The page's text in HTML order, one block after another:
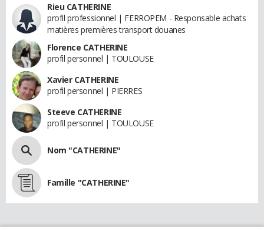
Rieu CATHERINE
profil professionnel | FERROPEM - Responsable achats
matières premières transport douanes
Florence CATHERINE
profil personnel | TOULOUSE
Xavier CATHERINE
profil personnel | PIERRES
Steeve CATHERINE
profil personnel | TOULOUSE
Nom "CATHERINE"
Famille "CATHERINE"